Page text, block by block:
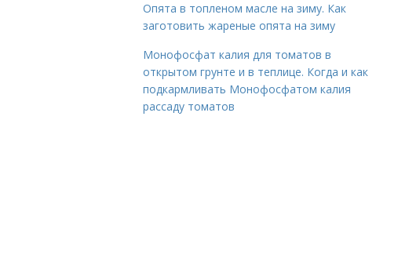
Опята в топленом масле на зиму. Как
заготовить жареные опята на зиму
Монофосфат калия для томатов в
открытом грунте и в теплице. Когда и как
подкармливать Монофосфатом калия
рассаду томатов